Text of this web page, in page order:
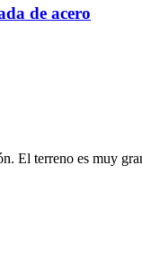
de acero
El terreno es muy